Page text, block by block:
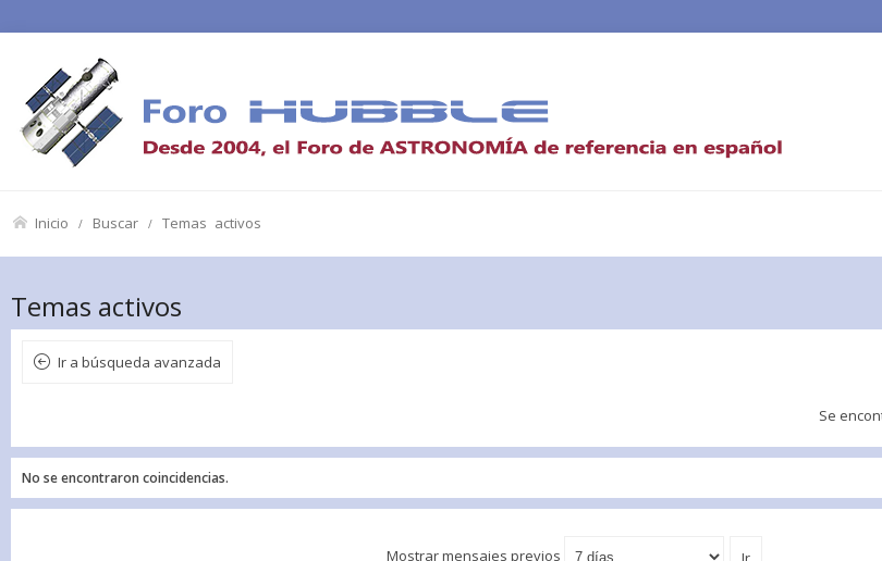
Inicio Buscar Temas activos
Temas activos
Ir a búsqueda avanzada
Se
No se encontraron coincidencias.
Mostrar mensajes previos